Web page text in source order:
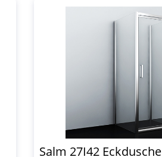
Salm 27I42 Eckdusche